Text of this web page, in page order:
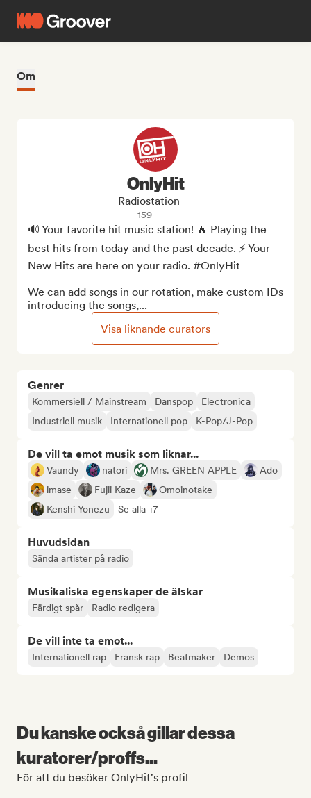
Om
Genrer
Kommersiell / Mainstream Danspop
Electronica
Industriell musik
Internationell pop K-Pop/J-Pop
De vill ta emot musik som liknar...
Vaundy natori Mrs. GREEN APPLE
Ado
imase
Fujii Kaze
Omoinotake
Kenshi Yonezu
Se alla +7
Huvudsidan
Sända artister på radio
Musikaliska egenskaper de älskar
Färdigt spår Radio redigera
De vill inte ta emot...
Internationell rap Fransk rap Beatmaker Demos
OnlyHit
Radiostation
159
🔊 Your favorite hit music station! 🔥 Playing the
best hits from today and the past decade. ⚡ Your
New Hits are here on your radio. #OnlyHit
We can add songs in our rotation, make custom IDs
introducing the songs,...
Visa liknande curators
Du kanske också gillar dessa
kuratorer/proffs...
För att du besöker OnlyHit's profil